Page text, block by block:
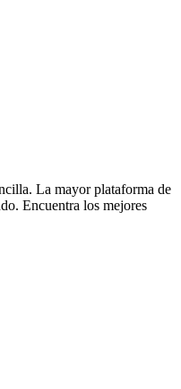
La mayor plataforma de
Encuentra los mejores